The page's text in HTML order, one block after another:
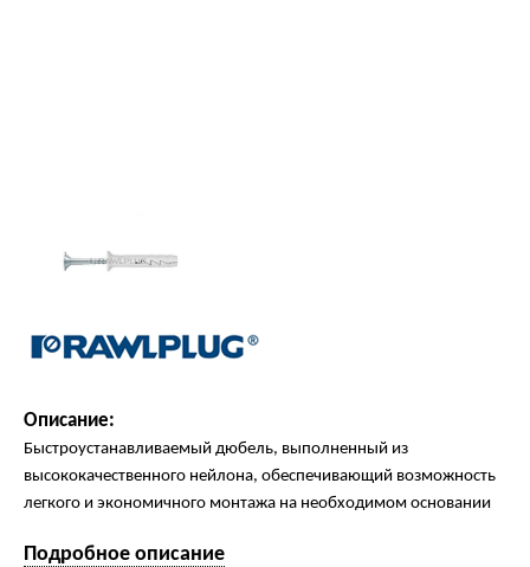
Описание:
Быстроустанавливаемый дюбель, выполненный из
высококачественного нейлона, обеспечивающий возможность
легкого и экономичного монтажа на необходимом основании
Подробное описание